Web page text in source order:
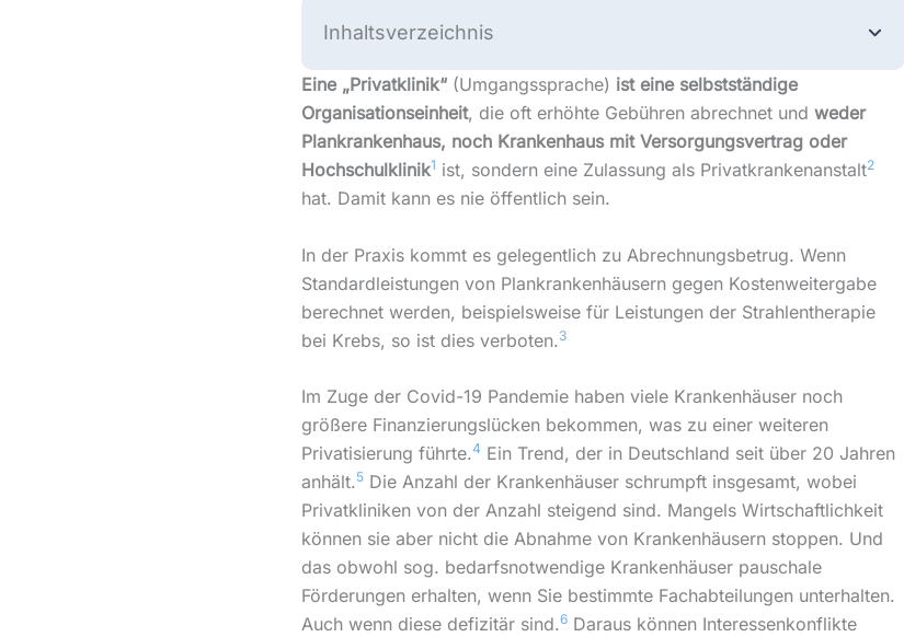
Inhaltsverzeichnis
Eine „Privatklinik“(Umgangssprache) ist eine selbstständige
Organisationseinheit, die oft erhöhte Gebühren abrechnet und weder
Plankrankenhaus, noch Krankenhaus mit Versorgungsvertrag oder
Hochschulklinik1 ist, sondern eine Zulassung als Privatkrankenanstalt2
hat. Damit kann es nie öffentlich sein.
In der Praxis kommt es gelegentlich zu Abrechnungsbetrug. Wenn
Standardleistungen von Plankrankenhäusern gegen Kostenweitergabe
berechnet werden, beispielsweise für Leistungen der Strahlentherapie
bei Krebs, so ist dies verboten. 3
Im Zuge der Covid-19 Pandemie haben viele Krankenhäuser noch
größere Finanzierungslücken bekommen, was zu einer weiteren
Privatisierung führte.4 Ein Trend, der in Deutschland seit über 20 Jahren
anhält.5Die Anzahl der Krankenhäuser schrumpft insgesamt, wobei
Privatkliniken von der Anzahl steigend sind. Mangels Wirtschaftlichkeit
können sie aber nicht die Abnahme von Krankenhäusern stoppen. Und
das obwohl sog. bedarfsnotwendige Krankenhäuser pauschale
Förderungen erhalten, wenn Sie bestimmte Fachabteilungen unterhalten.
Auch wenn diese defizitär sind.6Daraus können Interessenkonflikte